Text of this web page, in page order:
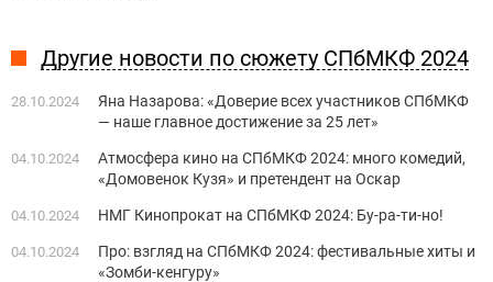
Другие новости по сюжету СПбМКФ 2024
28.10.2024
Яна Назарова: «Доверие всех участников СПбМКФ
— наше главное достижение за 25 лет»
04.10.2024
Атмосфера кино на СПбМКФ 2024: много комедий,
«Домовенок Кузя» и претендент на Оскар
04.10.2024 НМГ Кинопрокат на СПбМКФ 2024: Бу-ра-ти-но!
04.10.2024
Про: взгляд на СПбМКФ 2024: фестивальные хиты и
«Зомби-кенгуру»